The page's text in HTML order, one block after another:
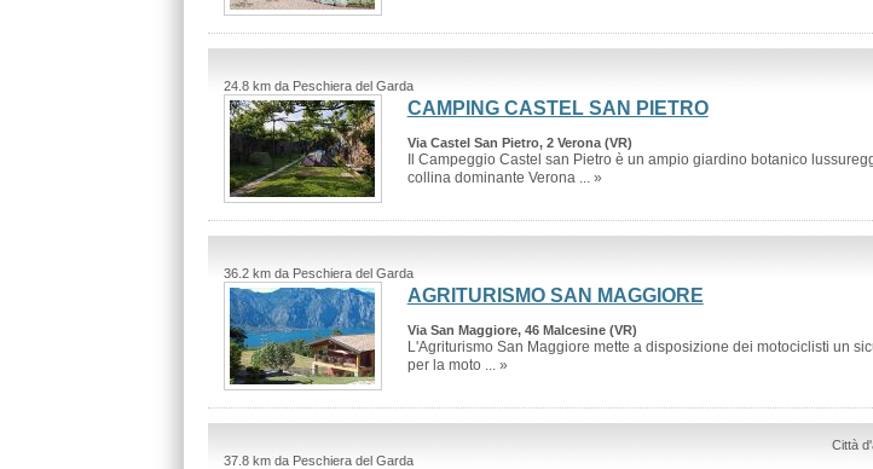
24.8 km da Peschiera del Garda
CAMPING CASTEL SAN PIETRO
Via Castel San Pietro, 2 Verona (VR)
Il Campeggio Castel san Pietro è un ampio giardino botanico
collina dominante Verona ... »
36.2 km da Peschiera del Garda
AGRITURISMO SAN MAGGIORE
Via San Maggiore, 46 Malcesine (VR)
L'Agriturismo San Maggiore mette a disposizione dei motociclisti un
per la moto ... »
Città
37.8 km da Peschiera del Garda